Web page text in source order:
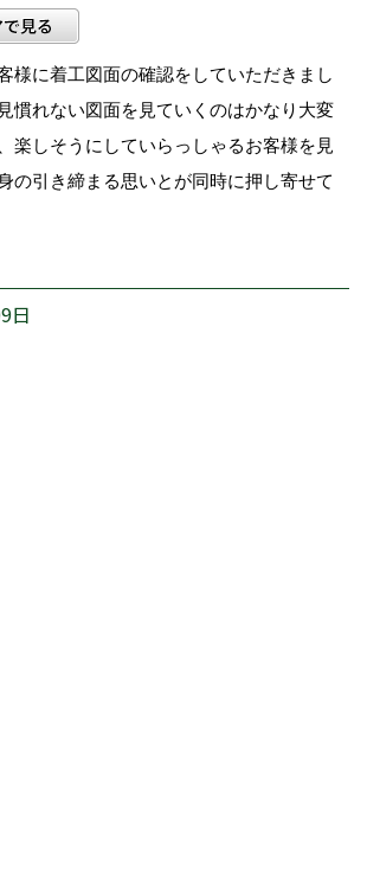
様に着工図面の確認をしていただきまし
慣れない図面を見ていくのはかなり大変
楽しそうにしていらっしゃるお客様を見
の引き締まる思いとが同時に押し寄せて
日